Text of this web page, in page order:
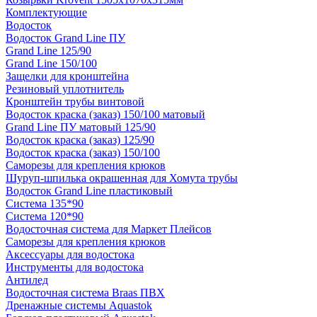
Комплектующие
Водосток
Водосток Grand Line ПУ
Grand Line 125/90
Grand Line 150/100
Защелки для кронштейна
Резиновый уплотнитель
Кронштейн трубы винтовой
Водосток краска (заказ) 150/100 матовый
Grand Line ПУ матовый 125/90
Водосток краска (заказ) 125/90
Водосток краска (заказ) 150/100
Саморезы для крепления крюков
Шуруп-шпилька окрашенная для Хомута трубы
Водосток Grand Line пластиковый
Система 135*90
Система 120*90
Водосточная система для Маркет Плейсов
Саморезы для крепления крюков
Аксессуары для водостока
Инструменты для водостока
Антилед
Водосточная система Braas ПВХ
Дренажные системы Aquastok